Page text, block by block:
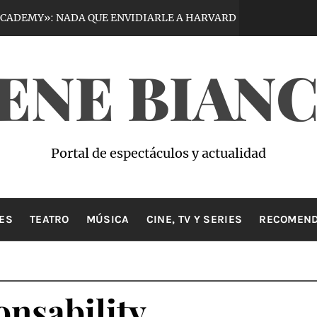
NADA QUE ENVIDIARLE A HARVARD 5 días hace
Portal de espectáculos y actualidad
TEATRO MÚSICA CINE, TV Y SERIES